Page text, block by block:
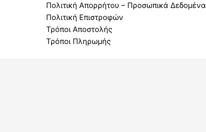
Πολιτική Απορρήτου – Προσωπικά Δεδομένα
Πολιτική Επιστροφών
Τρόποι Αποστολής
Τρόποι Πληρωμής
ποσότητα